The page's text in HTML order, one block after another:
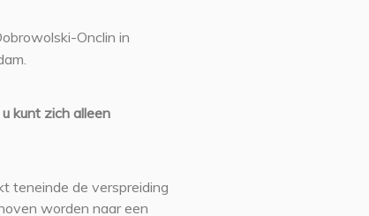
Onclin in
kunt zich alleen
teneinde de verspreiding
worden naar een